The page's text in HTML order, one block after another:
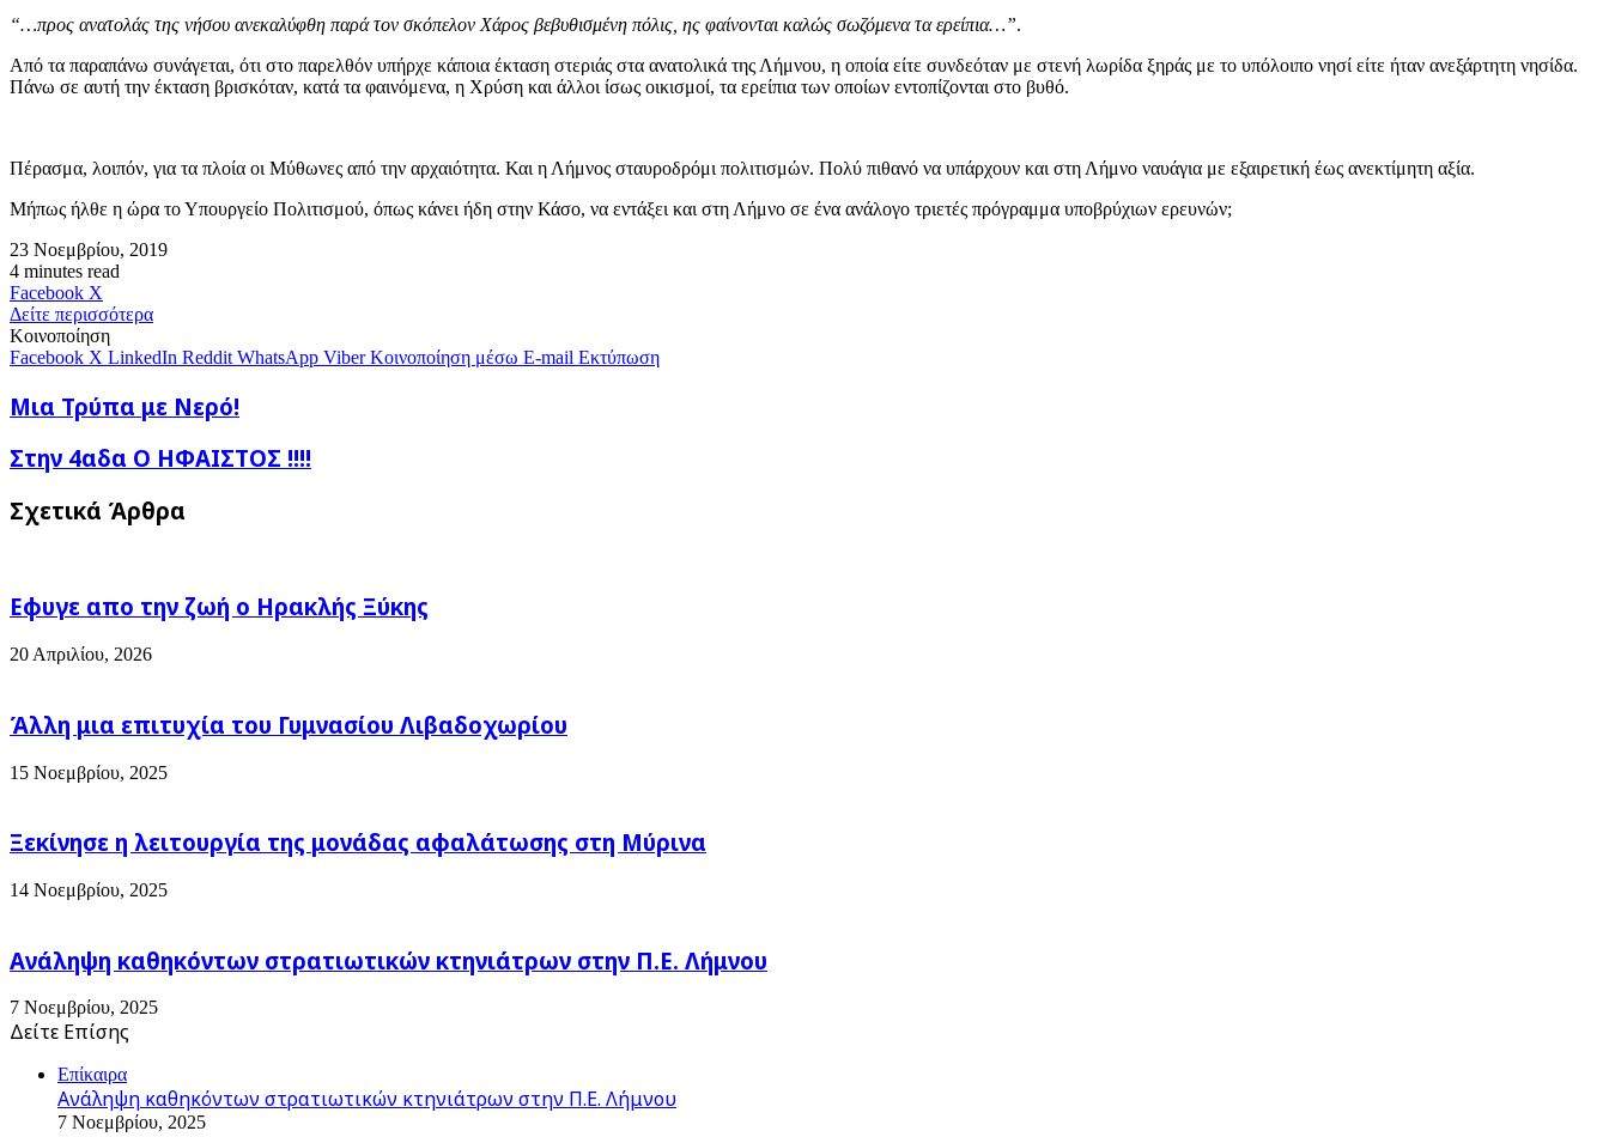
“…προς ανατολάς της νήσου ανεκαλύφθη παρά τον σκόπελον Χάρος βεβυθισμένη πόλις, ης φαίνονται καλώς σωζόμενα τα ερείπια…”.
Από τα παραπάνω συνάγεται, ότι στο παρελθόν υπήρχε κάποια έκταση στεριάς στα ανατολικά της Λήμνου, η οποία είτε συνδεόταν με στενή λωρίδα ξηράς με το υπόλοιπο νησί είτε ήταν ανεξάρτητη νησίδα.
Πάνω σε αυτή την έκταση βρισκόταν, κατά τα φαινόμενα, η Χρύση και άλλοι ίσως οικισμοί, τα ερείπια των οποίων εντοπίζονται στο βυθό.
Πέρασμα, λοιπόν, για τα πλοία οι Μύθωνες από την αρχαιότητα. Και η Λήμνος σταυροδρόμι πολιτισμών. Πολύ πιθανό να υπάρχουν και στη Λήμνο ναυάγια με εξαιρετική έως ανεκτίμητη αξία.
Μήπως ήλθε η ώρα το Υπουργείο Πολιτισμού, όπως κάνει ήδη στην Κάσο, να εντάξει και στη Λήμνο σε ένα ανάλογο τριετές πρόγραμμα υποβρύχιων ερευνών;
23 Νοεμβρίου, 2019
4 minutes read
Facebook X
μέσω
E-
mail
Δείτε περισσότερα
Κοινοποίηση
Facebook X LinkedIn Reddit WhatsApp Viber Κοινοποίηση μέσω E-mail Εκτύπωση
Μια
Τρύπα
Νερό!
Μια Τρύπα με Νερό!
Στην
4αδα
ΗΦΑΙΣΤΟΣ
Στην 4αδα Ο ΗΦΑΙΣΤΟΣ !!!!
Σχετικά Άρθρα
Εφυγε απο την ζωή o Ηρακλής Ξύκης
20 Απριλίου, 2026
Άλλη μια επιτυχία του Γυμνασίου Λιβαδοχωρίου
15 Νοεμβρίου, 2025
Ξεκίνησε η λειτουργία της μονάδας αφαλάτωσης στη Μύρινα
14 Νοεμβρίου, 2025
Ανάληψη καθηκόντων στρατιωτικών κτηνιάτρων στην Π.Ε. Λήμνου
7 Νοεμβρίου, 2025
Δείτε Επίσης
Επίκαιρα
Ανάληψη καθηκόντων στρατιωτικών κτηνιάτρων στην Π.Ε. Λήμνου
7 Νοεμβρίου, 2025